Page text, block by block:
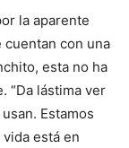
la aparente
cuentan con una
esta no ha
“Da lástima ver
Estamos
está en